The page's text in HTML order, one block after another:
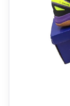
boleh
Selain
sesuai
berikan